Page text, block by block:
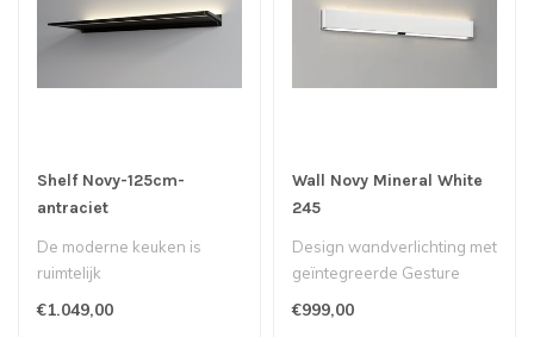
Shelf Novy-125cm-
antraciet
De moderne keuken is
ruimtelijk
€1.049,00
Wall Novy Mineral White
245
Design wandverlichting met
geïntegreerde Gesture
€999,00